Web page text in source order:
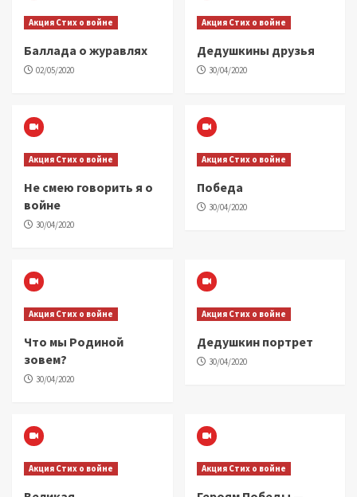
Акция Стих о войне
Баллада о журавлях
02/05/2020
Акция Стих о войне
Дедушкины друзья
30/04/2020
Акция Стих о войне
Не смею говорить я о
войне
30/04/2020
Акция Стих о войне
Победа
30/04/2020
Акция Стих о войне
Что мы Родиной
зовем?
30/04/2020
Акция Стих о войне
Дедушкин портрет
30/04/2020
Акция Стих о войне Акция Стих о войне